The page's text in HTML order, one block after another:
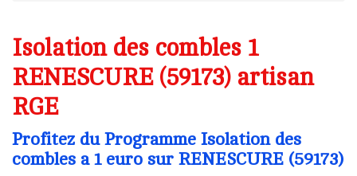
Isolation des combles 1
RENESCURE (59173) artisan
RGE
Profitez du Programme Isolation des
combles a 1 euro sur RENESCURE (59173)